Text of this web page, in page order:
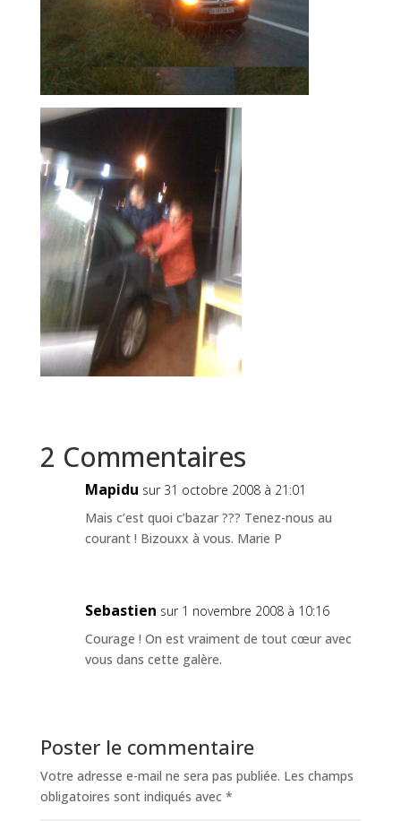
2 Commentaires
Mapidu sur 31 octobre 2008 à 21:01
Mais c’est quoi c’bazar ??? Tenez-nous au
courant ! Bizouxx à vous. Marie P
Sebastien sur 1 novembre 2008 à 10:16
Courage ! On est vraiment de tout cœur avec
vous dans cette galère.
Poster le commentaire
Votre adresse e-mail ne sera pas publiée. Les champs
obligatoires sont indiqués avec *